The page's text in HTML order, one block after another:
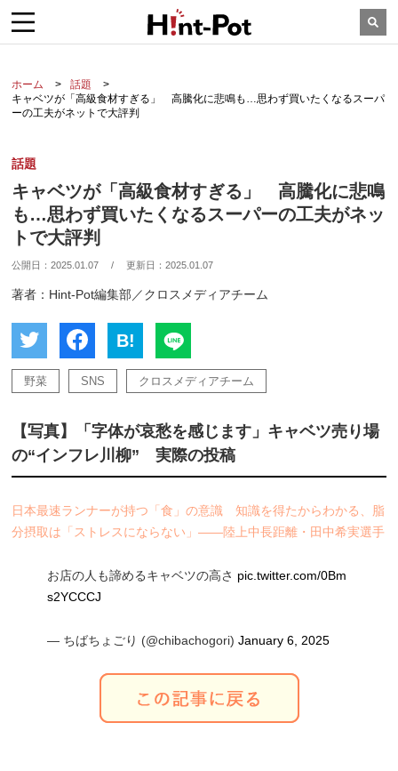
ホーム
話題
キャベツが「高級食材すぎる」 高騰化に悲鳴も…思わず買いたくなるスーパ
ーの工夫がネットで大評判
話題
キャベツが「高級食材すぎる」 高騰化に悲鳴
も…思わず買いたくなるスーパーの工夫がネッ
トで大評判
公開日：2025.01.07 / 更新日：2025.01.07
著者：Hint-Pot編集部／クロスメディアチーム
B!
野菜 SNS クロスメディアチーム
【写真】「字体が哀愁を感じます」キャベツ売り場
の“インフレ川柳” 実際の投稿
日本最速ランナーが持つ「食」の意識 知識を得たからわかる、脂
分摂取は「ストレスにならない」――陸上中長距離・田中希実選手
お店の人も諦めるキャベツの高さ pic.twitter.com/0Bm
s2YCCCJ
— ちばちょごり (@chibachogori)January 6, 2025